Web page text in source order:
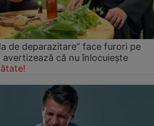
de deparazitare” face furori pe
că nu înlocuiește